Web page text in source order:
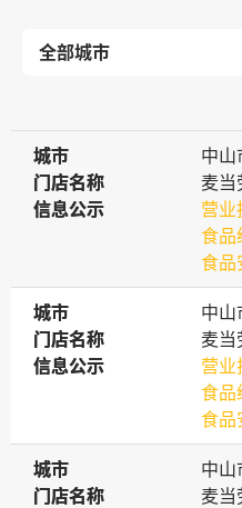
城市
城市
中山
门店名称
门店名称
麦当
信息公示
信息公示
营业
食品
食品
城市
城市
中山
门店名称
门店名称
麦当
信息公示
信息公示
营业
食品
食品
城市
城市
中山
门店名称
门店名称
麦当